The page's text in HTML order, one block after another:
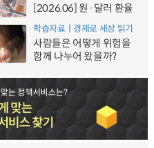
[2026.06] 원·달러 환율
학습자료ㅣ경제로 세상 읽기
사람들은 어떻게 위험을
함께 나누어 왔을까?